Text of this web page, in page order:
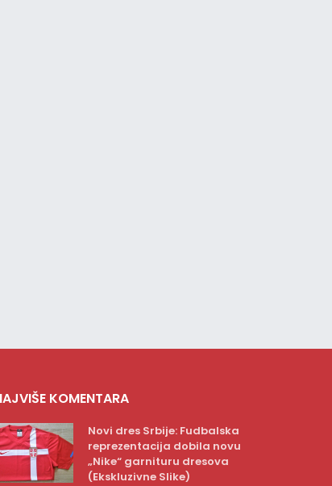
KOMENTARA
Novi dres Srbije: Fudbalska
reprezentacija dobila novu
„Nike“ garnituru dresova
(Ekskluzivne Slike)